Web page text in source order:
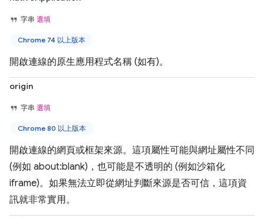
字串 選填
Chrome 74 以上版本
開啟連線的原生應用程式名稱 (如有)。
origin
字串 選填
Chrome 80 以上版本
開啟連線的網頁或框架來源。這項屬性可能與網址屬性不同
(例如 about:blank)，也可能是不透明的 (例如沙箱化
iframe)。如果無法立即從網址判斷來源是否可信，這項資
訊就非常實用。